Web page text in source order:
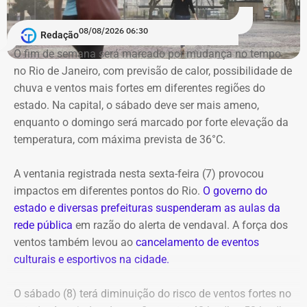
França, Itália e Luxemburgo.
No domingo (09), a programação chega à Praça Mauá,
na Região Portuária, que recebe uma maratona de
apresentações gratuitas ao ar livre ao longo do dia. O
festival também conta com espetáculos a preços
populares (R$ 20 a inteira) nos teatros Carlos Gomes,
Nelson Rodrigues e João Caetano, além do Espaço
Tápias. A programação completa e os ingressos para as
gostou da experiência. Em 21 de fevereiro, ele foi de novo
nomeado na prefeitura, dessa vez, na Secretaria
Municipal de Assistência Social e Direitos Humanos.
E com data retroativa: valendo a partir de 1º de janeiro.
Em outubro do mesmo ano, foi a vez de o próprio André
Marinho pedir para sair.
A exoneração, assinada no dia 23, encerrou a passagem
Redação08/08/2026 06:30
O fim de semana será marcado por mudança no tempo
no Rio de Janeiro, com previsão de calor, possibilidade de
chuva e ventos mais fortes em diferentes regiões do
estado. Na capital, o sábado deve ser mais ameno,
enquanto o domingo será marcado por forte elevação da
temperatura, com máxima prevista de 36°C.
A ventania registrada nesta sexta-feira (7) provocou
impactos em diferentes pontos do Rio. O governo do
estado e diversas prefeituras suspenderam as aulas da
rede pública em razão do alerta de vendaval. A força dos
ventos também levou ao cancelamento de eventos
culturais e esportivos na cidade.
O sábado (8) terá diminuição do risco de ventos fortes no